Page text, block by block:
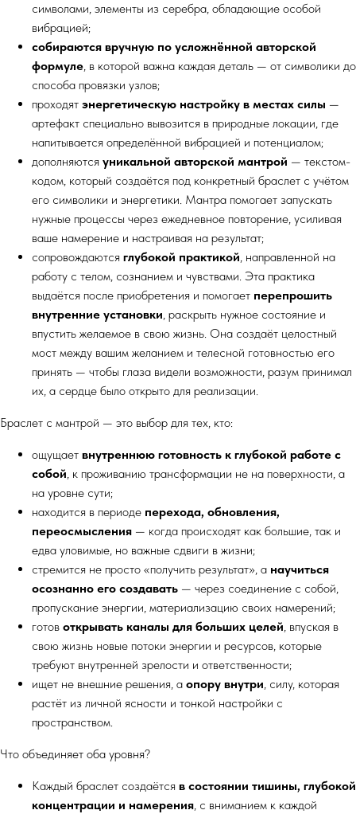
символами, элементы из серебра, обладающие особой
вибрацией;
собираются вручную по усложнённой авторской
формуле, в которой важна каждая деталь — от символики до
способа провязки узлов;
проходят энергетическую настройку в местах силы —
артефакт специально вывозится в природные локации, где
напитывается определённой вибрацией и потенциалом;
дополняются уникальной авторской мантрой — текстом-
кодом, который создаётся под конкретный браслет с учётом
его символики и энергетики. Мантра помогает запускать
нужные процессы через ежедневное повторение, усиливая
ваше намерение и настраивая на результат;
сопровождаются глубокой практикой, направленной на
работу с телом, сознанием и чувствами. Эта практика
выдаётся после приобретения и помогает перепрошить
внутренние установки, раскрыть нужное состояние и
впустить желаемое в свою жизнь. Она создаёт целостный
мост между вашим желанием и телесной готовностью его
принять — чтобы глаза видели возможности, разум принимал
их, а сердце было открыто для реализации.
Браслет с мантрой — это выбор для тех, кто:
ощущает внутреннюю готовность к глубокой работе с
собой, к проживанию трансформации не на поверхности, а
на уровне сути;
находится в периоде перехода, обновления,
переосмысления — когда происходят как большие, так и
едва уловимые, но важные сдвиги в жизни;
стремится не просто «получить результат», а научиться
осознанно его создавать — через соединение с собой,
пропускание энергии, материализацию своих намерений;
готов открывать каналы для больших целей, впуская в
свою жизнь новые потоки энергии и ресурсов, которые
требуют внутренней зрелости и ответственности;
ищет не внешние решения, а опору внутри, силу, которая
растёт из личной ясности и тонкой настройки с
пространством.
Что объединяет оба уровня?
Каждый браслет создаётся в состоянии тишины, глубокой
концентрации и намерения, с вниманием к каждой